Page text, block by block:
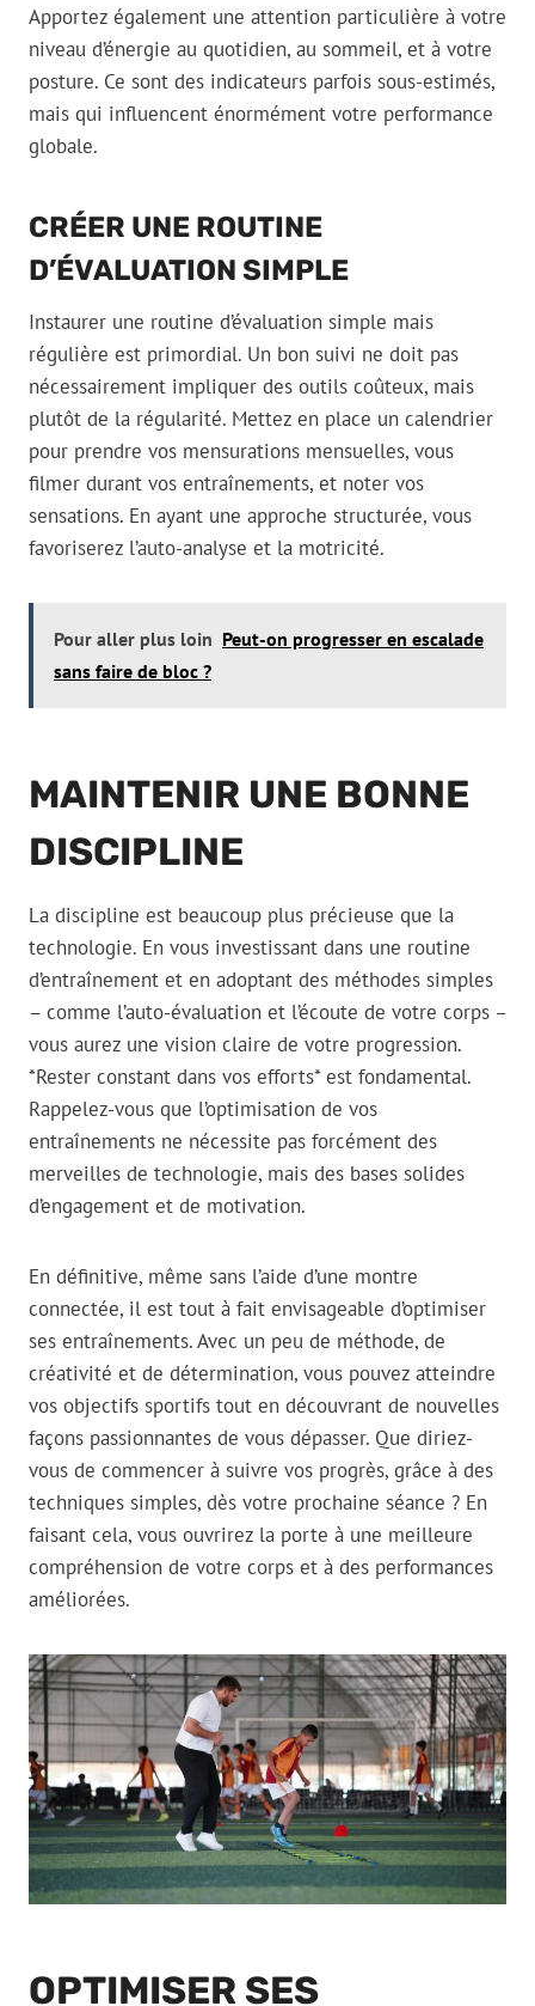
Apportez également une attention particulière à votre
niveau d’énergie au quotidien, au sommeil, et à votre
posture. Ce sont des indicateurs parfois sous-estimés,
mais qui influencent énormément votre performance
globale.
CRÉER UNE ROUTINE
D’ÉVALUATION SIMPLE
Instaurer une routine d’évaluation simple mais
régulière est primordial. Un bon suivi ne doit pas
nécessairement impliquer des outils coûteux, mais
plutôt de la régularité. Mettez en place un calendrier
pour prendre vos mensurations mensuelles, vous
filmer durant vos entraînements, et noter vos
sensations. En ayant une approche structurée, vous
favoriserez l’auto-analyse et la motricité.
Pour aller plus loin Peut-on progresser en escalade
sans faire de bloc ?
MAINTENIR UNE BONNE
DISCIPLINE
La discipline est beaucoup plus précieuse que la
technologie. En vous investissant dans une routine
d’entraînement et en adoptant des méthodes simples
– comme l’auto-évaluation et l’écoute de votre corps –
vous aurez une vision claire de votre progression.
*Rester constant dans vos efforts* est fondamental.
Rappelez-vous que l’optimisation de vos
entraînements ne nécessite pas forcément des
merveilles de technologie, mais des bases solides
d’engagement et de motivation.
En définitive, même sans l’aide d’une montre
connectée, il est tout à fait envisageable d’optimiser
ses entraînements. Avec un peu de méthode, de
créativité et de détermination, vous pouvez atteindre
vos objectifs sportifs tout en découvrant de nouvelles
façons passionnantes de vous dépasser. Que diriez-
vous de commencer à suivre vos progrès, grâce à des
techniques simples, dès votre prochaine séance ? En
faisant cela, vous ouvrirez la porte à une meilleure
compréhension de votre corps et à des performances
améliorées.
OPTIMISER SES